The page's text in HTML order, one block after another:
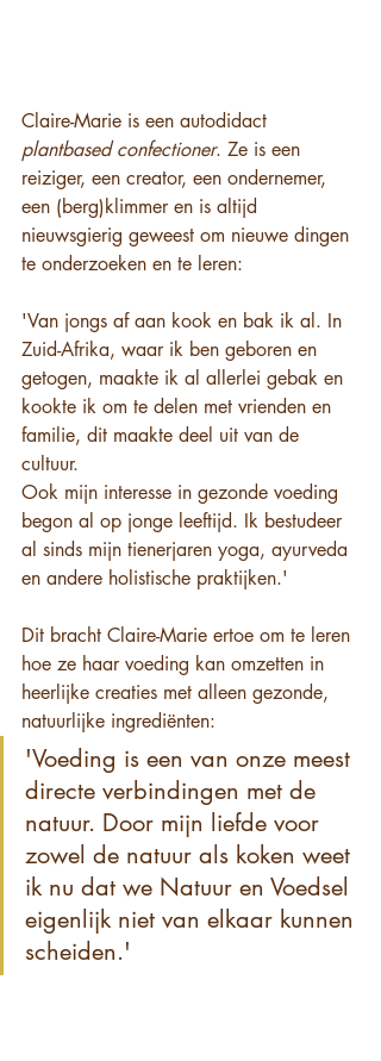
Claire-Marie is een autodidact
plantbased confectioner. Ze is een
reiziger, een creator, een ondernemer,
een (berg)klimmer en is altijd
nieuwsgierig geweest om nieuwe dingen
te onderzoeken en te leren:
'Van jongs af aan kook en bak ik al. In
Zuid-Afrika, waar ik ben geboren en
getogen, maakte ik al allerlei gebak en
kookte ik om te delen met vrienden en
familie, dit maakte deel uit van de
cultuur.
Ook mijn interesse in gezonde voeding
begon al op jonge leeftijd. Ik bestudeer
al sinds mijn tienerjaren yoga, ayurveda
en andere holistische praktijken.'
Dit bracht Claire-Marie ertoe om te leren
hoe ze haar voeding kan omzetten in
heerlijke creaties met alleen gezonde,
natuurlijke ingrediënten:
'Voeding is een van onze meest
directe verbindingen met de
natuur. Door mijn liefde voor
zowel de natuur als koken weet
ik nu dat we Natuur en Voedsel
eigenlijk niet van elkaar kunnen
scheiden.'